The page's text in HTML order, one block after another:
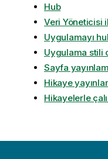
Hub
Veri Yöneticisi
Uygulamayı
Uygulama stili
Sayfa
Hikaye
Hikayelerle